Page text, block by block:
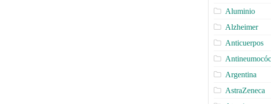
Aluminio
Alzheimer
Anticuerpos
Argentina
AstraZeneca